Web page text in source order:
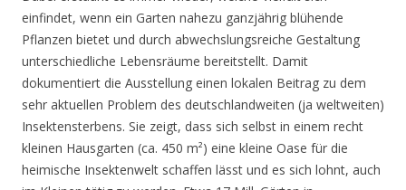
einfindet, wenn ein Garten nahezu ganzjährig blühende
Pflanzen bietet und durch abwechslungsreiche Gestaltung
unterschiedliche Lebensräume bereitstellt. Damit
dokumentiert die Ausstellung einen lokalen Beitrag zu dem
sehr aktuellen Problem des deutschlandweiten (ja weltweiten)
Insektensterbens. Sie zeigt, dass sich selbst in einem recht
kleinen Hausgarten (ca. 450 m²) eine kleine Oase für die
heimische Insektenwelt schaffen lässt und es sich lohnt, auch